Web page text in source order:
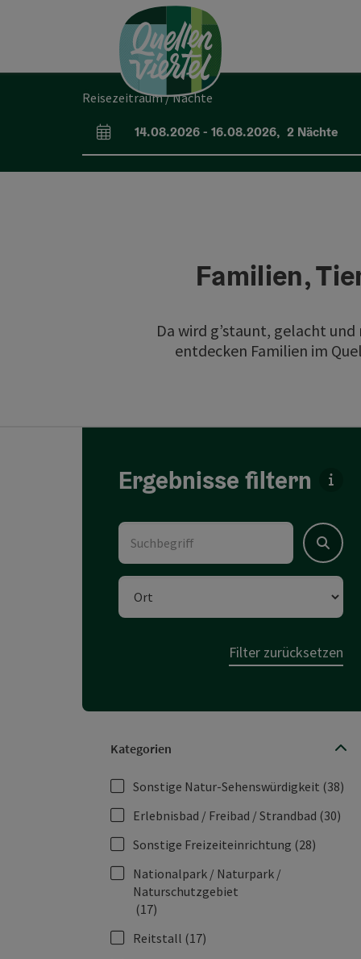
Accesskey
Accesskey
[1]
Zum SeitenanfangAccesskey
[2]
Reisezeitraum / Nächte
An- und Abreisefelder
14.08.2026- 16.08.2026, 2 Nächte
Familien,
Da wird g’staunt, gelacht
entdecken Familien im
Ergebnisse filtern
Suchbegriff
Suchen
Ort
Filter zurücksetzen
Kategorien
Sonstige Natur-Sehenswürdigkeit (38)
Erlebnisbad / Freibad / Strandbad (30)
Sonstige Freizeiteinrichtung (28)
Nationalpark / Naturpark /
Naturschutzgebiet
(17)
Reitstall (17)